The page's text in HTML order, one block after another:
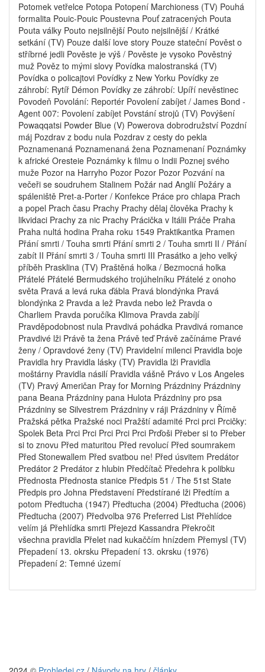
Potomek vetřelce Potopa Potopení Marchioness (TV) Pouhá
formalita Pouic-Pouic Poustevna Pouť zatracených Pouta
Pouta války Pouto nejsilnější Pouto nejsilnější / Krátké
setkání (TV) Pouze další love story Pouze stateční Pověst o
stříbrné jedli Pověste je výš / Pověste je vysoko Pověstný
muž Pověz to mými slovy Povídka malostranská (TV)
Povídka o policajtovi Povídky z New Yorku Povídky ze
záhrobí: Rytíř Démon Povídky ze záhrobí: Upíří nevěstinec
Povodeň Povolání: Reportér Povolení zabíjet / James Bond -
Agent 007: Povolení zabíjet Povstání strojů (TV) Povýšení
Powaqqatsi Powder Blue (V) Powerova dobrodružství Pozdní
máj Pozdrav z bodu nula Pozdrav z cesty do pekla
Poznamenaná Poznamenaná žena Poznamenaní Poznámky
k africké Oresteie Poznámky k filmu o Indii Poznej svého
muže Pozor na Harryho Pozor Pozor Pozor Pozvání na
večeři se soudruhem Stalinem Požár nad Anglií Požáry a
spáleniště Pret-a-Porter / Konfekce Práce pro chlapa Prach
a popel Prach času Prachy Prachy dělaj člověka Prachy k
likvidaci Prachy za nic Prachy Prácička v Itálii Práče Praha
Praha nultá hodina Praha roku 1549 Praktikantka Pramen
Přání smrti / Touha smrti Přání smrti 2 / Touha smrti II / Přání
zabít II Přání smrti 3 / Touha smrti III Prasátko a jeho velký
příběh Prasklina (TV) Praštěná holka / Bezmocná holka
Přátelé Přátelé Bermudského trojúhelníku Přátelé z onoho
světa Pravá a levá ruka ďábla Pravá blondýnka Pravá
blondýnka 2 Pravda a lež Pravda nebo lež Pravda o
Charliem Pravda poručíka Klimova Pravda zabíjí
Pravděpodobnost nula Pravdivá pohádka Pravdivá romance
Pravdivé lži Právě ta žena Právě teď Právě začínáme Pravé
ženy / Opravdové ženy (TV) Pravidelní milenci Pravidla boje
Pravidla hry Pravidla lásky (TV) Pravidla lži Pravidla
moštárny Pravidla násilí Pravidla vášně Právo v Los Angeles
(TV) Pravý Američan Pray for Morning Prázdniny Prázdniny
pana Beana Prázdniny pana Hulota Prázdniny pro psa
Prázdniny se Silvestrem Prázdniny v ráji Prázdniny v Římě
Pražská pětka Pražské noci Pražští adamité Prci prci Prcičky:
Spolek Beta Prci Prci Prci Prci Prci Prďoši Přeber si to Přeber
si to znovu Před maturitou Před revolucí Před soumrakem
Před Stonewallem Před svatbou ne! Před úsvitem Predátor
Predátor 2 Predátor z hlubin Předčítač Předehra k polibku
Přednosta Přednosta stanice Předpis 51 / The 51st State
Předpis pro Johna Představení Předstírané lži Předtím a
potom Předtucha (1947) Předtucha (2004) Předtucha (2006)
Předtucha (2007) Předvolba 976 Preferred List Přehlídce
velím já Přehlídka smrti Přejezd Kassandra Překročit
všechna pravidla Přelet nad kukaččím hnízdem Přemysl (TV)
Přepadení 13. okrsku Přepadení 13. okrsku (1976)
Přepadení 2: Temné území